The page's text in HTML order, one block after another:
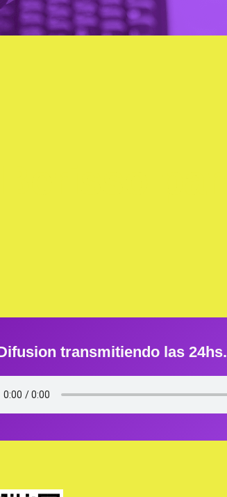
transmitiendo las 24hs.